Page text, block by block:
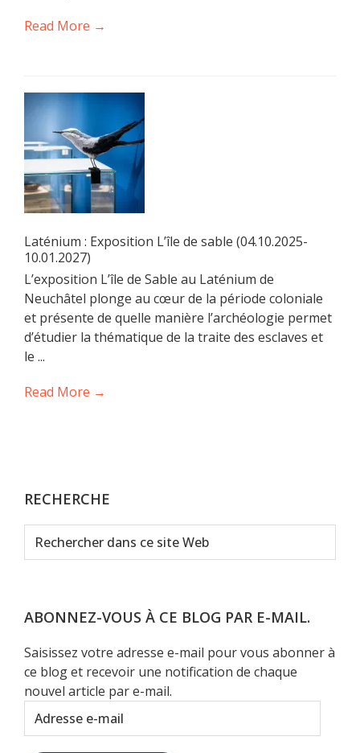
Read More →
Laténium : Exposition L’île de sable (04.10.2025-
10.01.2027)
L’exposition L’île de Sable au Laténium de
Neuchâtel plonge au cœur de la période coloniale
et présente de quelle manière l’archéologie permet
d’étudier la thématique de la traite des esclaves et
le ...
Read More →
RECHERCHE
Rechercher
dans
Web
ABONNEZ-VOUS À CE BLOG PAR E-MAIL.
Saisissez votre adresse e-mail pour vous abonner à
ce blog et recevoir une notification de chaque
nouvel article par e-mail.
Adresse
e-
mail